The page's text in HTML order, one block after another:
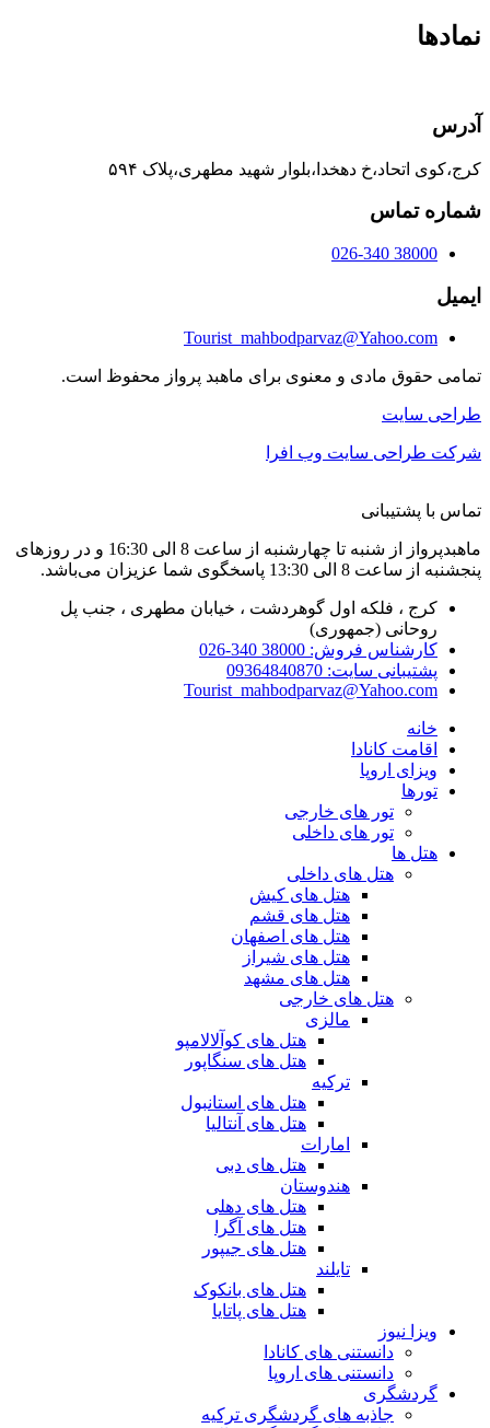
نمادها
آدرس
کرج،کوی اتحاد،خ دهخدا،بلوار شهید مطهری،پلاک ۵۹۴
شماره تماس
38000 026-340
ایمیل
Tourist_mahbodparvaz@Yahoo.com
تمامی حقوق مادی و معنوی برای ماهبد پرواز محفوظ است.
طراحی سایت
شرکت طراحی سایت وب افرا
تماس با پشتیبانی
ماهبدپرواز از شنبه تا چهارشنبه از ساعت 8 الی 16:30 و در روزهای
پنجشنبه از ساعت 8 الی 13:30 پاسخگوی شما عزیزان می‌باشد.
کرج ، فلکه اول گوهردشت ، خیابان مطهری ، جنب پل
روحانی (جمهوری)
کارشناس فروش: 38000 340-026
پشتیبانی سایت: 09364840870
Tourist_mahbodparvaz@Yahoo.com
خانه
اقامت کانادا
ویزای اروپا
تورها
تور های خارجی
تور های داخلی
هتل ها
هتل های داخلی
هتل های کیش
هتل های قشم
هتل های اصفهان
هتل های شیراز
هتل های مشهد
هتل های خارجی
مالزی
هتل های کوآلالامپو
هتل های سنگاپور
ترکیه
هتل های استانبول
هتل های آنتالیا
امارات
هتل های دبی
هندوستان
هتل های دهلی
هتل های آگرا
هتل های جیپور
تایلند
هتل های بانکوک
هتل های پاتایا
ویزا نیوز
دانستنی های کانادا
دانستنی های اروپا
گردشگری
جاذبه های گردشگری ترکیه